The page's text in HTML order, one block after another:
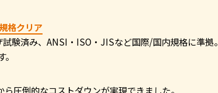
格クリア
験済み、ANSI・ISO・JISなど国際/国内規格に準拠。
圧倒的なコストダウンが実現できました。